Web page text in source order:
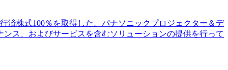
済株式100％を取得した。パナソニックプロジェクター＆デ
ス、およびサービスを含むソリューションの提供を行って